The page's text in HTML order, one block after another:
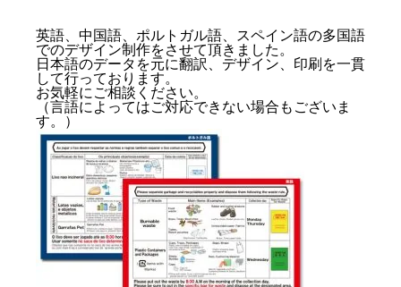
英語、中国語、ポルトガル語、スペイン語の多国語
でのデザイン制作をさせて頂きました。
日本語のデータを元に翻訳、デザイン、印刷を一貫
して行っております。
お気軽にご相談ください。
（言語によってはご対応できない場合もございま
す。）